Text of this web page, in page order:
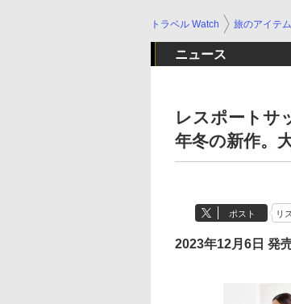
トラベル Watch 旅のアイテム
ニュース
レスポートサ
年冬の新作。
ポスト リ
2023年12月6日 発